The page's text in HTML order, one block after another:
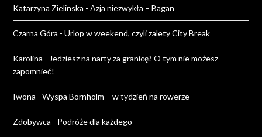
Katarzyna Zielinska -Azja niezwykła – Bagan
Czarna Góra -Urlop w weekend, czyli zalety City Break
Karolina - Jedziesz na narty za granicę? O tym nie możesz
zapomnieć!
Iwona -Wyspa Bornholm – w tydzień na rowerze
Zdobywca - Podróże dla każdego